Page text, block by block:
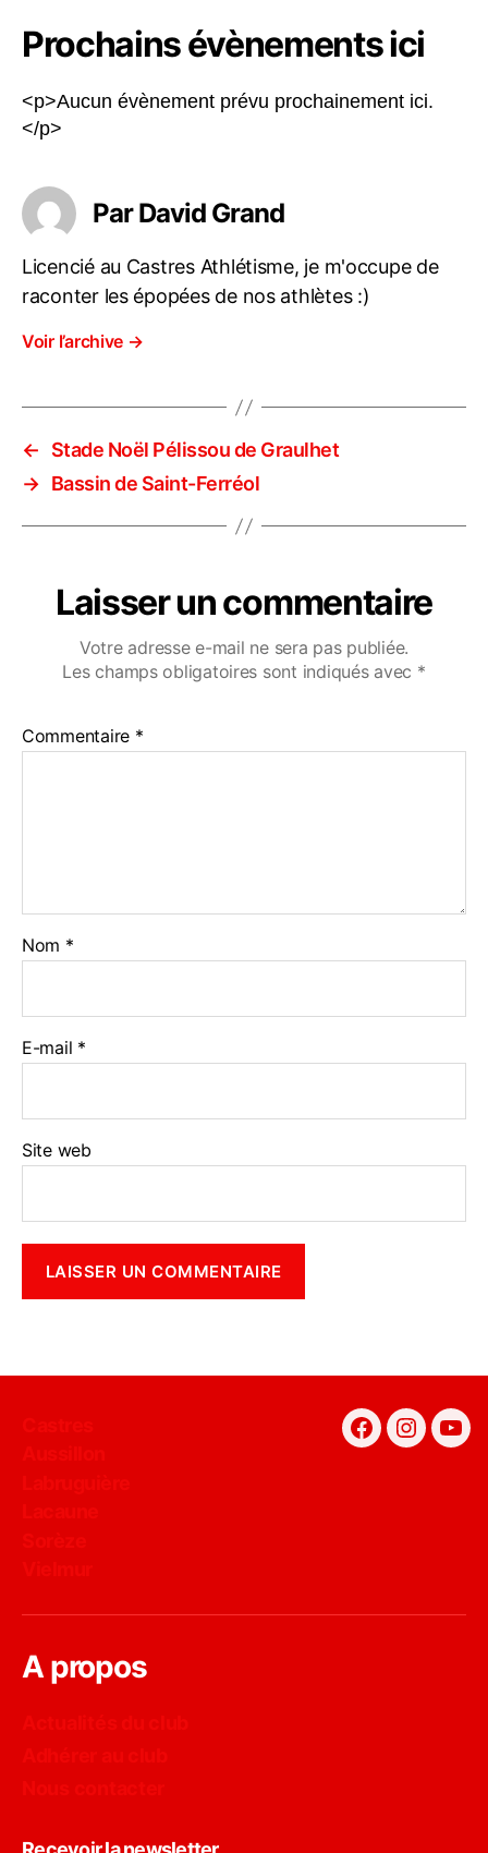
Prochains évènements ici
<p>Aucun évènement prévu prochainement ici.
</p>
Par David Grand
Licencié au Castres Athlétisme, je m'occupe de
raconter les épopées de nos athlètes :)
Voir l’archive →
←
Stade Noël Pélissou de Graulhet
→ Bassin de Saint-Ferréol
Laisser un commentaire
Votre adresse e-mail ne sera pas publiée.
Les champs obligatoires sont indiqués avec *
Commentaire *
Nom *
E-mail *
Site web
Facebook
A propos